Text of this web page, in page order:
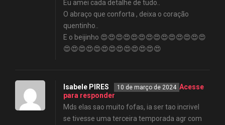
Eu amei cada detalhe de tudo..
O abraço que conforta , deixa o coração
quentinho..
E o beijinho 😍😍😍😍😍😍😍😍😍😍😍😍😍😍
😍😍😍😍😍😍😍😍😍😍😍😍😍
Isabele PIRES 10 de março de 2024 Acesse
para responder
Mds elas sao muito fofas, ia ser tao incrivel
se tivesse uma terceira temporada agr com